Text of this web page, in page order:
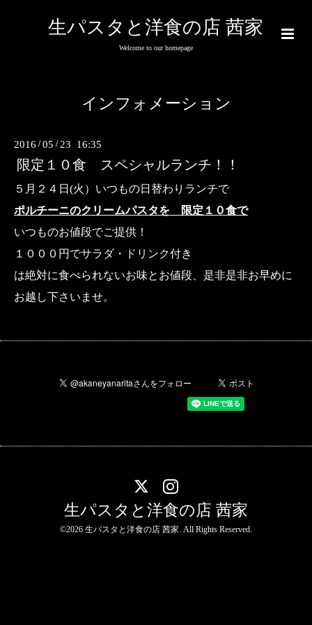
生パスタと洋食の店 茜家
Welcome to our homepage
インフォメーション
2016 /05 / 23 16:35
限定１０食 スペシャルランチ！！
５月２４日(火）いつもの日替わりランチで
ポルチーニのクリームパスタを 限定１０食で
いつものお値段でご提供！
１０００円でサラダ・ドリンク付き
は絶対に食べられないお味とお値段、是非是非お早めに
お越し下さいませ。
生パスタと洋食の店 茜家
©2026 生パスタと洋食の店 茜家. All Rights Reserved.